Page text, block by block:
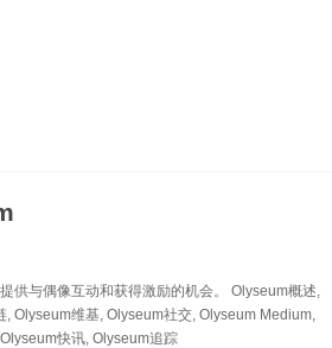
供与偶像互动和获得激励的机会。 Olyseum概述,
Olyseum维基, Olyseum社交, Olyseum Medium,
快讯, Olyseum追踪